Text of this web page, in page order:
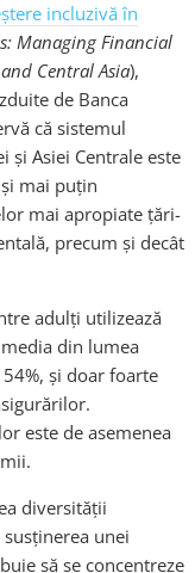
incluzivă în
Managing Financial
Central Asia),
de Banca
că sistemul
şi Asiei Centrale este
mai puţin
mai apropiate ţări-
precum şi decât
adulţi utilizează
din lumea
şi doar foarte
este de asemenea
diversităţii
unei
să se concentreze